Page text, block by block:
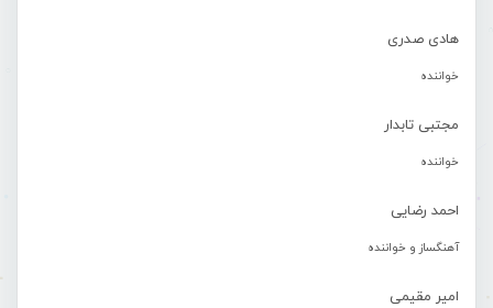
هادی صدری
خواننده
مجتبی تابدار
خواننده
احمد رضایی
آهنگساز و خواننده
امیر مقیمی